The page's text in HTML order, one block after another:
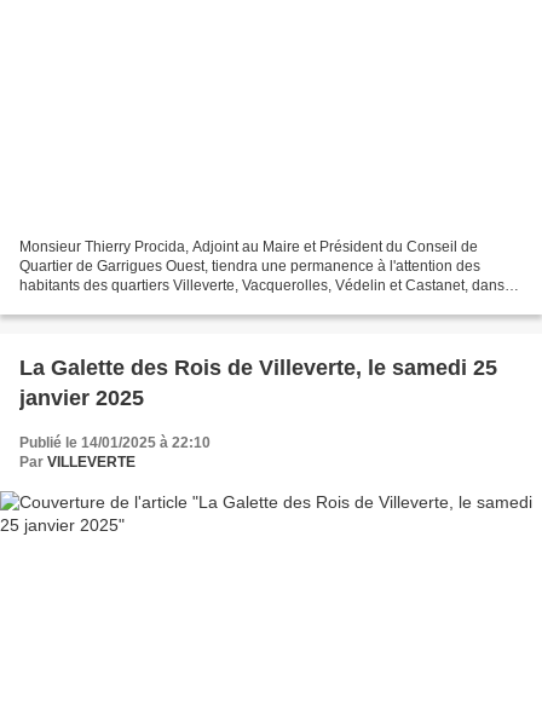
Monsieur Thierry Procida, Adjoint au Maire et Président du Conseil de
Quartier de Garrigues Ouest, tiendra une permanence à l'attention des
habitants des quartiers Villeverte, Vacquerolles, Védelin et Castanet, dans
La Galette des Rois de Villeverte, le samedi 25
janvier 2025
Publié le 14/01/2025 à 22:10
Par VILLEVERTE